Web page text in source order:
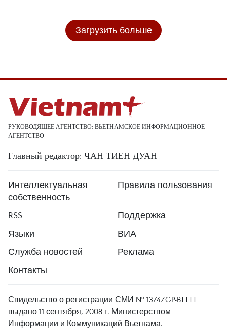
Загрузить больше
РУКОВОДЯЩЕЕ АГЕНТСТВО: ВЬЕТНАМСКОЕ ИНФОРМАЦИОННОЕ
АГЕНТСТВО
Главный редактор: ЧАН ТИЕН ДУАН
Интеллектуальная
собственность
Правила пользования
RSS
Поддержка
Языки
ВИА
Служба новостей
Реклама
Контакты
Свидельство о регистрации СМИ № 1374/GP-BTTTT
выдано 11 сентября, 2008 г. Министерством
Информации и Коммуникаций Вьетнама.